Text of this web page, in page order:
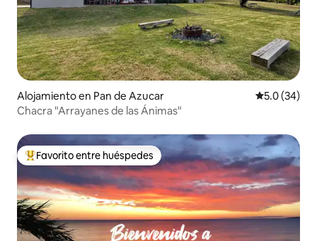
Alojamiento en Pan de Azucar Calificación
5.0 (34)
Chacra "Arrayanes de las Ánimas"
Favorito entre huéspedes preferido
Favorito entre huéspedes